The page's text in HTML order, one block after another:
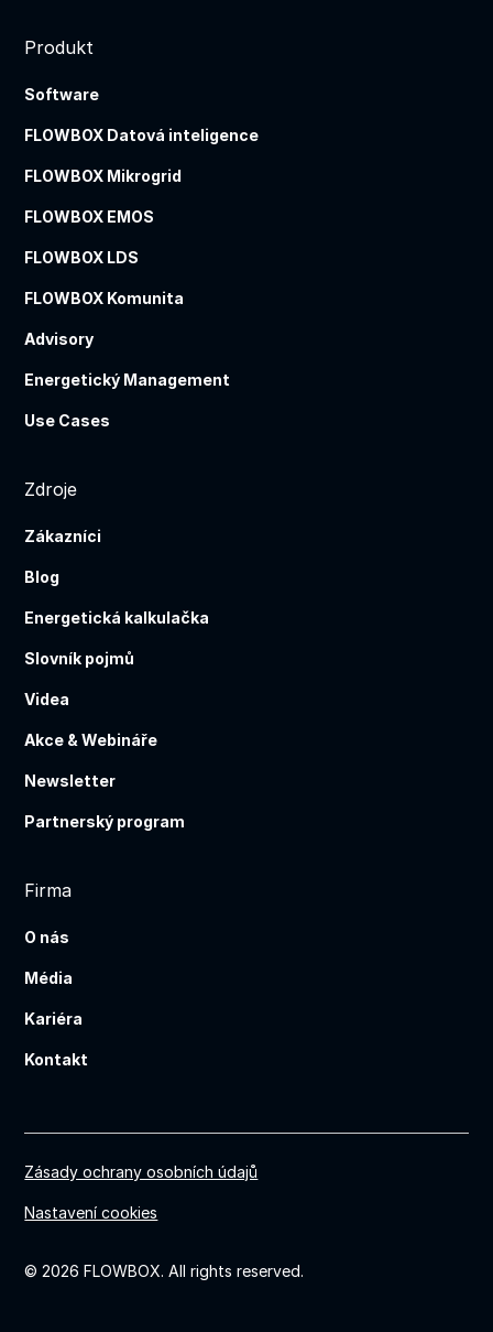
Produkt
Software
FLOWBOX Datová inteligence
FLOWBOX Mikrogrid
FLOWBOX EMOS
FLOWBOX LDS
FLOWBOX Komunita
Advisory
Energetický Management
Use Cases
Zdroje
Zákazníci
Blog
Energetická kalkulačka
Slovník pojmů
Videa
Akce & Webináře
Newsletter
Partnerský program
Firma
O nás
Média
Kariéra
Kontakt
© 2026 FLOWBOX. All rights reserved.
Zásady ochrany osobních údajů
Nastavení cookies